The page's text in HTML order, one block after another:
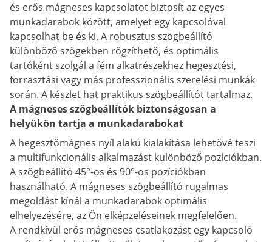
és erős mágneses kapcsolatot biztosít az egyes
munkadarabok között, amelyet egy kapcsolóval
kapcsolhat be és ki. A robusztus szögbeállító
különböző szögekben rögzíthető, és optimális
tartóként szolgál a fém alkatrészekhez hegesztési,
forrasztási vagy más professzionális szerelési munkák
során. A készlet hat praktikus szögbeállítót tartalmaz.
A mágneses szögbeállítók biztonságosan a
helyükön tartja a munkadarabokat
A hegesztőmágnes nyíl alakú kialakítása lehetővé teszi
a multifunkcionális alkalmazást különböző pozíciókban.
A szögbeállító 45°-os és 90°-os pozíciókban
használható. A mágneses szögbeállító rugalmas
megoldást kínál a munkadarabok optimális
elhelyezésére, az Ön elképzeléseinek megfelelően.
A rendkívül erős mágneses csatlakozást egy kapcsoló